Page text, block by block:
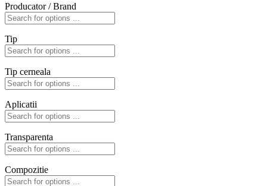
Producator / Brand
Tip
Tip cerneala
Aplicatii
Transparenta
Compozitie